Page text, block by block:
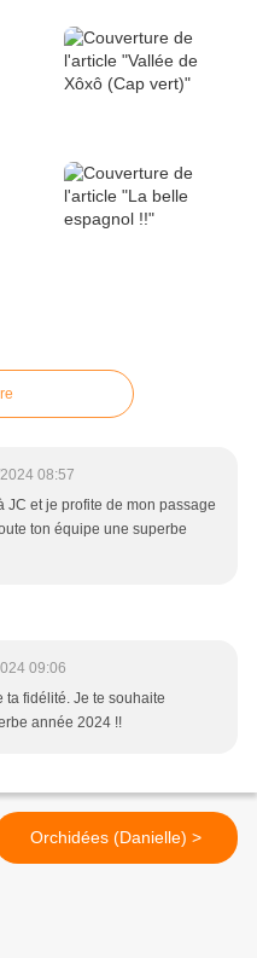
08:57
JC et je profite de mon passage
ton équipe une superbe
09:06
ta fidélité. Je te souhaite
année 2024 !!
Orchidées (Danielle) >